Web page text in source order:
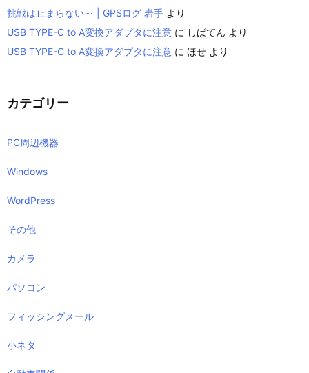
挑戦は止まらない～ | GPSログ 岩手 より
USB TYPE-C to A変換アダプタに注意 に しばてん より
USB TYPE-C to A変換アダプタに注意 に ほせ より
カテゴリー
PC周辺機器
Windows
WordPress
その他
カメラ
パソコン
フィッシングメール
小ネタ